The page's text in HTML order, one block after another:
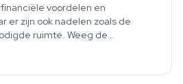
voordelen en
er zijn ook nadelen zoals de
ruimte. Weeg de
af.